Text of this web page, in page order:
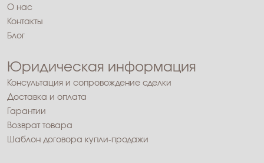
О нас
Контакты
Блог
Юридическая информация
Консультация и сопровождение сделки
Доставка и оплата
Гарантии
Возврат товара
Шаблон договора купли-продажи